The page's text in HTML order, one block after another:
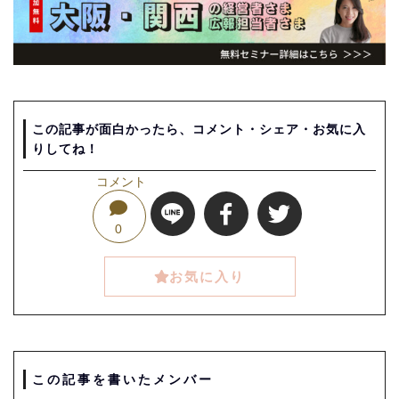
この記事が面白かったら、コメント・シェア・お気に入
りしてね！
コメント
0
お気に入り
この記事を書いたメンバー